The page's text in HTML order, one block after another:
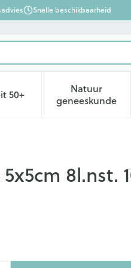
Snelle beschikbaarheid
categorieen kinderen
50+submenu voor Vitaliteit
Natuur
geneeskunde
Toon
8l.nst.